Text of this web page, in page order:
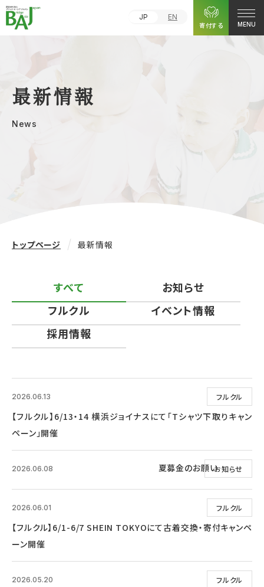
JP
EN
寄付する
MENU
最新情報
News
トップページ 最新情報
すべて
お知らせ
フルクル
イベント情報
採用情報
フルクル
2026.06.13
【フルクル】6/13・14 横浜ジョイナスにて「Tシャツ下取りキャン
ペーン」開催
お知らせ
2026.06.08 夏募金のお願い
フルクル
2026.06.01
【フルクル】6/1-6/7 SHEIN TOKYOにて古着交換・寄付キャンペ
ーン開催
フルクル
2026.05.20